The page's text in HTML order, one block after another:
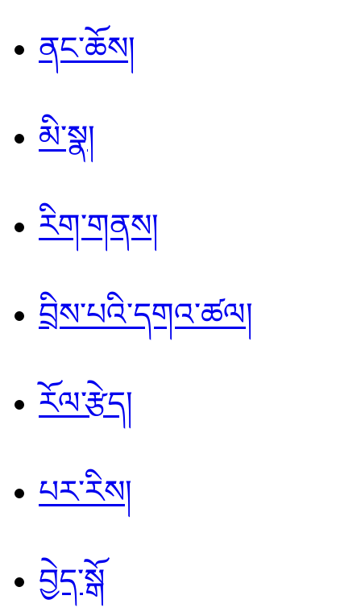
ནང་ཆོས།
མི་སྣ།
རིག་གནས།
བྲིས་པའི་དགའ་ཚལ།
རོལ་རྩེད།
པར་རིས།
བྱེད་སྒོ